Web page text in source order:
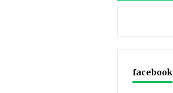
facebook